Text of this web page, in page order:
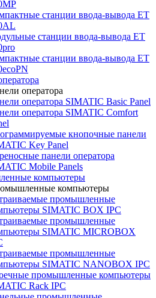
станции ввода-вывода ET
станции ввода-вывода ET
станции ввода-вывода ET
оператора
оператора SIMATIC Basic Panel
оператора SIMATIC Comfort
кнопочные панели
Key Panel
панели оператора
Mobile Panels
компьютеры
компьютеры
промышленные
SIMATIC BOX IPC
промышленные
SIMATIC MICROBOX
промышленные
SIMATIC NANOBOX IPC
промышленные компьютеры
Rack IPC